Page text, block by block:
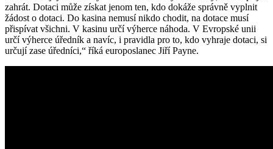
zahrát. Dotaci může získat jenom ten, kdo dokáže správně vyplnit
žádost o dotaci. Do kasina nemusí nikdo chodit, na dotace musí
přispívat všichni. V kasinu určí výherce náhoda. V Evropské unii
určí výherce úředník a navíc, i pravidla pro to, kdo vyhraje dotaci, si
určují zase úředníci,“ říká europoslanec Jiří Payne.